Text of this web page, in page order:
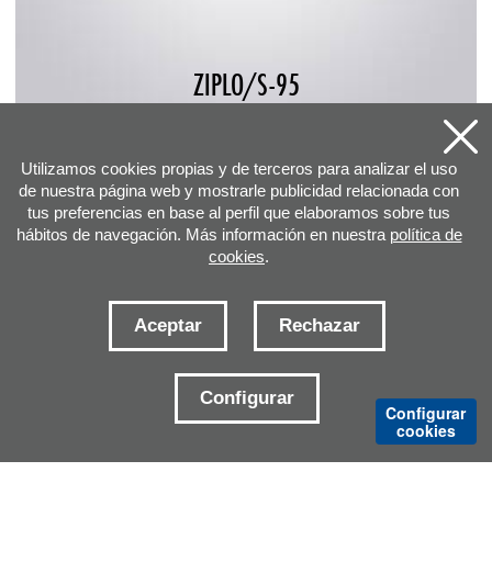
ZIPLO/S-95
Utilizamos cookies propias y de terceros para analizar el uso
de nuestra página web y mostrarle publicidad relacionada con
tus preferencias en base al perfil que elaboramos sobre tus
hábitos de navegación. Más información en nuestra política de
cookies.
Aceptar Rechazar
Configurar
Configurar
cookies